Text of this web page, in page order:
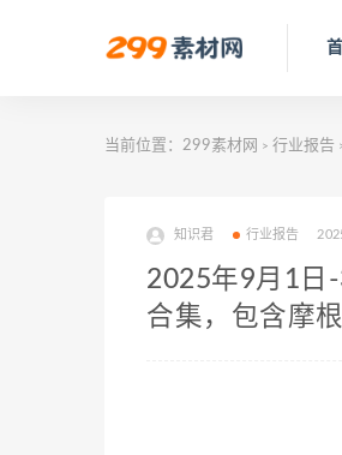
当前位置： 299素材网 > 行业报告
知识君 行业报告
2025年9月1日
合集，包含摩